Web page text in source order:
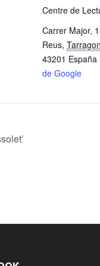
Centre de
Carrer Major,
Reus,
43201 España
de Google